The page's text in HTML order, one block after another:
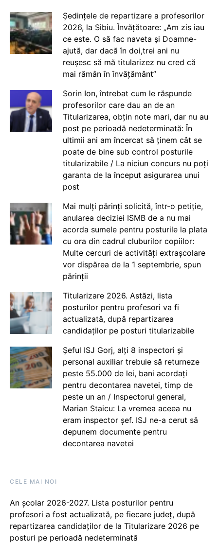
Ședințele de repartizare a profesorilor
2026, la Sibiu. Învățătoare: „Am zis iau
ce este. O să fac naveta și Doamne-
ajută, dar dacă în doi,trei ani nu
reușesc să mă titularizez nu cred că
mai rămân în învățământ”
Sorin Ion, întrebat cum le răspunde
profesorilor care dau an de an
Titularizarea, obțin note mari, dar nu au
post pe perioadă nedeterminată: În
ultimii ani am încercat să ținem cât se
poate de bine sub control posturile
titularizabile / La niciun concurs nu poți
garanta de la început asigurarea unui
post
Mai mulți părinți solicită, într-o petiție,
anularea deciziei ISMB de a nu mai
acorda sumele pentru posturile la plata
cu ora din cadrul cluburilor copiilor:
Multe cercuri de activități extrașcolare
vor dispărea de la 1 septembrie, spun
părinții
Titularizare 2026. Astăzi, lista
posturilor pentru profesori va fi
actualizată, după repartizarea
candidaților pe posturi titularizabile
Șeful ISJ Gorj, alți 8 inspectori și
personal auxiliar trebuie să returneze
peste 55.000 de lei, bani acordați
pentru decontarea navetei, timp de
peste un an / Inspectorul general,
Marian Staicu: La vremea aceea nu
eram inspector șef. ISJ ne-a cerut să
depunem documente pentru
decontarea navetei
CELE MAI NOI
An școlar 2026-2027. Lista posturilor pentru
profesori a fost actualizată, pe fiecare județ, după
repartizarea candidaților de la Titularizare 2026 pe
posturi pe perioadă nedeterminată